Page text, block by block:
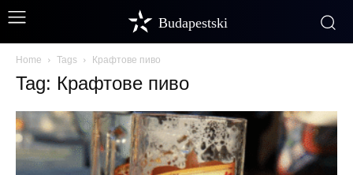
Budapestski
Home Tags Крафтове пиво
Tag: Крафтове пиво